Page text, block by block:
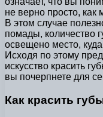
не верно просто, как
В этом случае
помады, количество
освещено место,
Исходя по этому
искусство красить
вы почерпнете для
Как красить